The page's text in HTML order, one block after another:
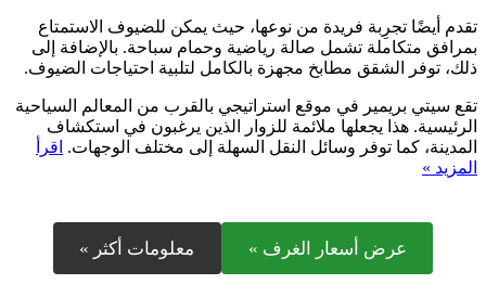
تقدم أيضًا تجرِبة فريدة من نوعها، حيث يمكن للضيوف الاستمتاع
بمرافق متكاملة تشمل صالة رياضية وحمام سباحة. بالإضافة إلى
ذلك، توفر الشقق مطابخ مجهزة بالكامل لتلبية احتياجات الضيوف.
تقع سيتي بريمير في موقع استراتيجي بالقرب من المعالم السياحية
الرئيسية. هذا يجعلها ملائمة للزوار الذين يرغبون في استكشاف
المدينة، كما توفر وسائل النقل السهلة إلى مختلف الوجهات. اقرأ
المزيد »
عرض أسعار الغرف » معلومات أكثر »